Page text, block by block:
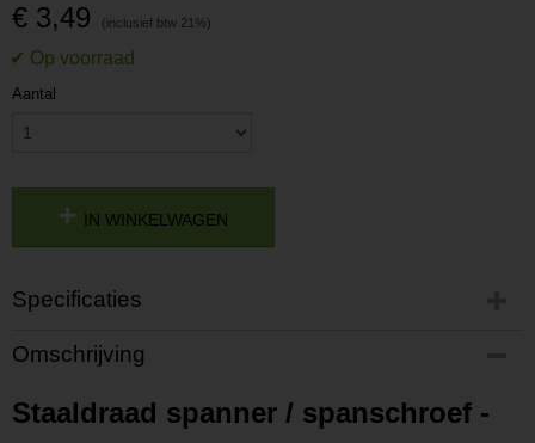
€ 3,49
Aantal
IN WINKELWAGEN
Specificaties
Productcode
P201810021552
L201810021552
Omschrijving
Staaldraad spanner / spanschroef -